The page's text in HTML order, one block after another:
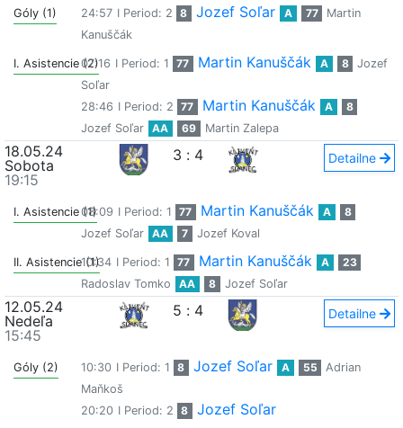
Góly (1) 24:57 I Period: 2 8 Jozef Soľar A 77
Martin
Kanuščák
I. Asistencie (2)
07:16 I Period: 1 77 Martin Kanuščák A 8
Jozef
Soľar
28:46 I Period: 2 77 Martin Kanuščák A
8
Jozef Soľar
AA 69 Martin Zalepa
18.05.24
Sobota
19:15
3 : 4 Detailne
I. Asistencie (1)08:09 I Period: 1 77 Martin Kanuščák A
8
Jozef Soľar
AA 7 Jozef Koval
II. Asistencie (1)
10:34 I Period: 1 77 Martin Kanuščák A
23
Radoslav Tomko
AA 8 Jozef Soľar
12.05.24
Nedeľa
15:45
5 : 4 Detailne
Góly (2) 10:30 I Period: 1 8 Jozef Soľar A 55
Adrian
Maňkoš
20:20 I Period: 2 8 Jozef Soľar